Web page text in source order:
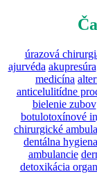
úrazová
ajurvéda akupresúra
medicína
anticelulitídne
bielenie zubov
botulotoxínové
chirurgické
dentálna hygiena
ambulancie
detoxikácia